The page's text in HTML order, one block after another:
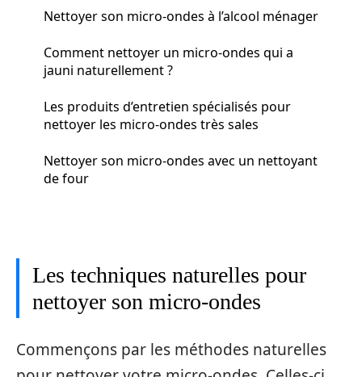
Nettoyer son micro-ondes à l’alcool ménager
Comment nettoyer un micro-ondes qui a
jauni naturellement ?
Les produits d’entretien spécialisés pour
nettoyer les micro-ondes très sales
Nettoyer son micro-ondes avec un nettoyant
de four
Les techniques naturelles pour
nettoyer son micro-ondes
Commençons par les méthodes naturelles